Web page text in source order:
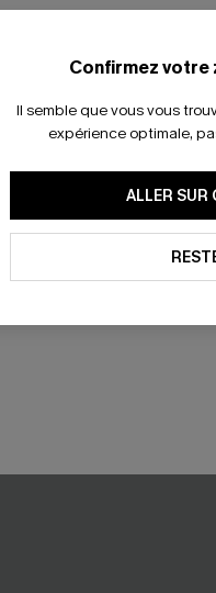
à manches
Confirmez votre
Il semble que vous vous
expérience optimale,
ALLER SUR